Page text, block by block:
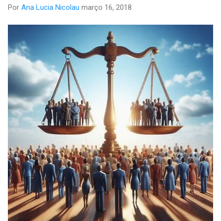
Por Ana Lucia Nicolau março 16, 2018